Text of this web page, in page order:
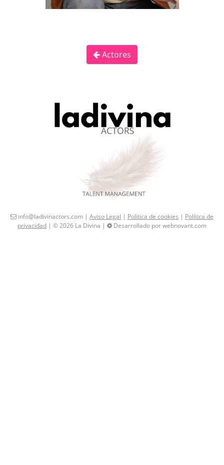
Actores
info@ladivinactors.com | Aviso Legal | Política de cookies | Política de
privacidad | © 2026 La Divina | Desarrollado por webnovant.com